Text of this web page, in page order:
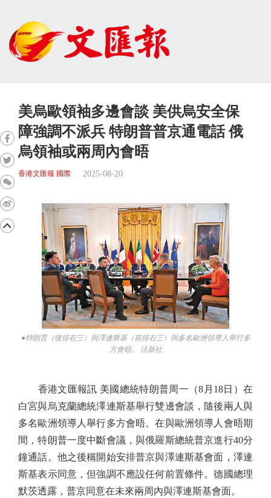
美烏歐領袖多邊會談 美供烏安全保
障強調不派兵 特朗普普京通電話 俄
烏領袖或兩周內會晤
香港文匯報 國際 2025-08-20
●特朗普（後排右三）與澤連斯基（前排右三）與多名歐洲領導人舉行多
方會晤。 法新社
香港文匯報訊 美國總統特朗普周一（8月18日）在
白宮與烏克蘭總統澤連斯基舉行雙邊會談，隨後兩人與
多名歐洲領導人舉行多方會晤。在與歐洲領導人會晤期
間，特朗普一度中斷會議，與俄羅斯總統普京進行40分
鐘通話。他之後稱開始安排普京與澤連斯基會面，澤連
斯基表示同意，但強調不應設任何前置條件。德國總理
默茨透露，普京同意在未來兩周內與澤連斯基會面。